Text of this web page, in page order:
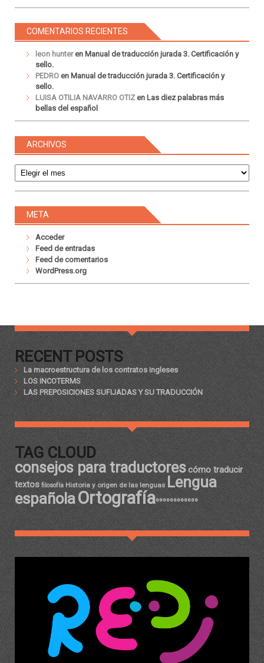
COMENTARIOS RECIENTES
leon hunteren Manual de traducción jurada 3. Certificación y
sello.
PEDRO en Manual de traducción jurada 3. Certificación y
sello.
LUISA OTILIA NAVARRO OTIZ en Las diez palabras más
bellas del español
ARCHIVOS
META
Acceder
Feed de entradas
Feed de comentarios
WordPress.org
RECENT POSTS
La macroestructura de los contratos ingleses
LOS INCOTERMS
LAS PREPOSICIONES SUFIJADAS Y SU TRADUCCIÓN
TAG CLOUD
consejos para traductorescómo traducir
textos filosofía Historia y origen de las lenguas Lengua
españolaOrtografíaºººººººººººº